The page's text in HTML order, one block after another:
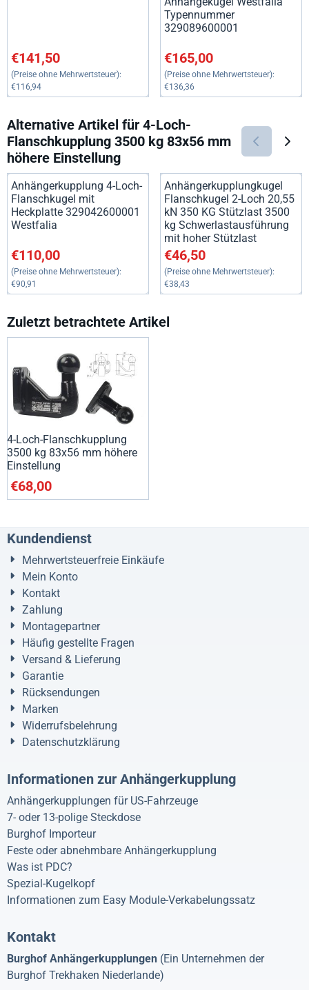
Preis: 141,50, ohne MwSt.: 116,94
€141,50
(Preise ohne Mehrwertsteuer):
€116,94
Typennummer
329089600001
Preis: 165,00, ohne MwSt.:
€165,00
(Preise ohne Mehrwertsteuer):
€136,36
Alternative Artikel für 4-Loch-
Flanschkupplung 3500 kg 83x56 mm
höhere Einstellung
Anhängerkupplung 4-Loch-
Flanschkugel mit
Heckplatte 329042600001
Westfalia
Preis: 110,00, ohne MwSt.: 90,91
€110,00
(Preise ohne Mehrwertsteuer):
€90,91
Anhängerkupplungkugel
Flanschkugel 2-Loch 20,55
kN 350 KG Stützlast 3500
kg Schwerlastausführung
mit hoher Stützlast
Preis: 46,50, ohne MwSt.:
€46,50
(Preise ohne Mehrwertsteuer):
€38,43
Zuletzt betrachtete Artikel
4-Loch-Flanschkupplung
3500 kg 83x56 mm höhere
Einstellung
€68,00
Kundendienst
Mehrwertsteuerfreie Einkäufe
Mein Konto
Kontakt
Zahlung
Montagepartner
Häufig gestellte Fragen
Versand & Lieferung
Garantie
Rücksendungen
Marken
Widerrufsbelehrung
Datenschutzklärung
Informationen zur Anhängerkupplung
Anhängerkupplungen für US-Fahrzeuge
7- oder 13-polige Steckdose
Burghof Importeur
Feste oder abnehmbare Anhängerkupplung
Was ist PDC?
Spezial-Kugelkopf
Informationen zum Easy Module-Verkabelungssatz
Kontakt
Burghof Anhängerkupplungen (Ein Unternehmen der
Burghof Trekhaken Niederlande)